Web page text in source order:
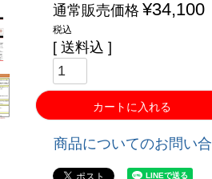
通常販売価格 ¥34,100
税込
送料込
カートに入れる
商品についてのお問い